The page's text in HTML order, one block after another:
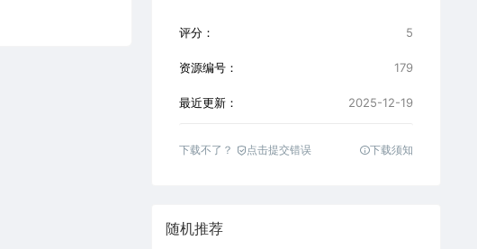
评分： 5
资源编号： 179
最近更新： 2025-12-19
下载不了？ 点击提交错误 下载须知
随机推荐